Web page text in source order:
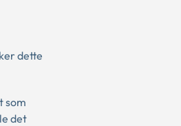
dette
som
det